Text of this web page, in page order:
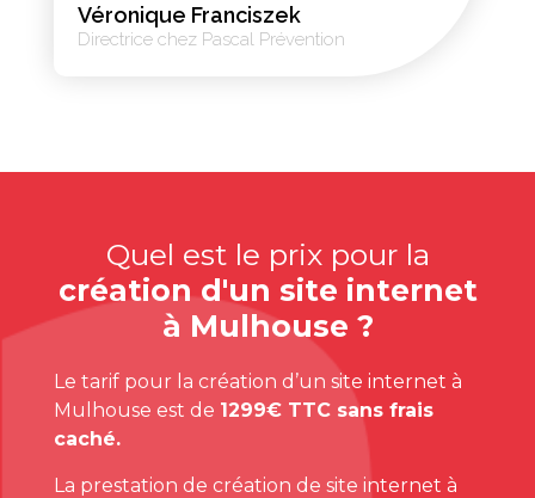
Véronique Franciszek
Directrice chez Pascal Prévention
Quel est le prix pour la
création d'un site internet
à Mulhouse ?
Le tarif pour la création d’un site internet à
Mulhouse est de 1299€ TTC sans frais
caché.
La prestation de création de site internet à